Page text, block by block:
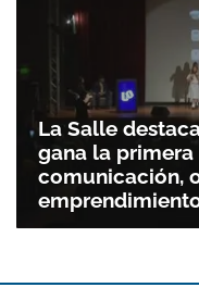
La Salle
gana la primera
comunicación,